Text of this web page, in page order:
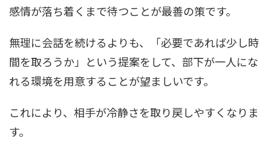
感情が落ち着くまで待つことが最善の策です。
無理に会話を続けるよりも、「必要であれば少し時
間を取ろうか」という提案をして、部下が一人にな
れる環境を用意することが望ましいです。
これにより、相手が冷静さを取り戻しやすくなりま
す。